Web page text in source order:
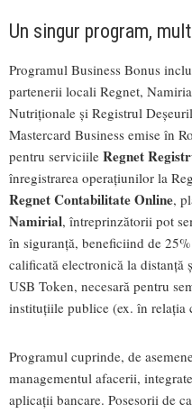
Un singur program,
Programul Business Bonus
partenerii locali Regnet,
Nutriționale și Registrul
Mastercard Business emise în
pentru serviciile Regnet
înregistrarea operațiunilor la
Regnet Contabilitate Online,
Namirial, întreprinzătorii pot
în siguranță, beneficiind de
calificată electronică la distanță
USB Token, necesară pentru
instituțiile publice (ex. în relația
Programul cuprinde, de
managementul afacerii,
aplicații bancare. Posesorii de